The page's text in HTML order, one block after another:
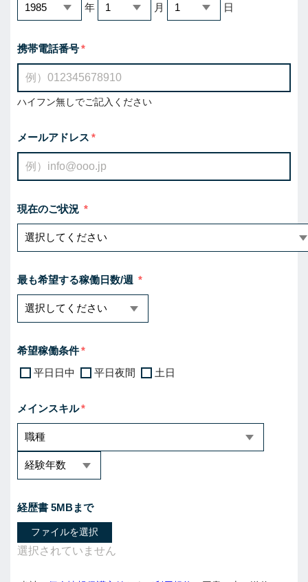
年 月 日
携帯電話番号
ハイフン無しでご記入ください
メールアドレス
現在のご状況
最も希望する稼働日数/週
希望稼働条件
平日日中
平日夜間 土日
メインスキル
経歴書 5MBまで
ファイルを選択